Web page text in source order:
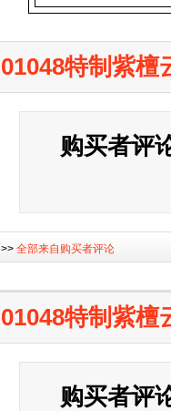
01048特制紫檀
购买者评
>> 全部来自购买者评论
01048特制紫檀
购买者评